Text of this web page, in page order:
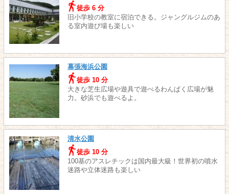
徒歩 6 分
旧小学校の教室に宿泊できる。ジャングルジムのあ
る室内遊び場も楽しい
幕張海浜公園
徒歩 10 分
大きな芝生広場や遊具で遊べるわんぱく広場が魅
力。砂浜でも遊べるよ。
清水公園
徒歩 10 分
100基のアスレチックは国内最大級！世界初の噴水
迷路や立体迷路も楽しい